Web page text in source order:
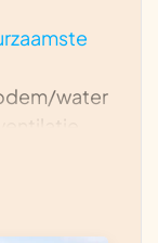
water
WTW,
basis